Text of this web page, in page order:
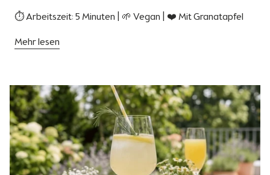
⏱ Arbeitszeit: 5 Minuten | 🌱 Vegan | ❤️ Mit Granatapfel
Mehr lesen